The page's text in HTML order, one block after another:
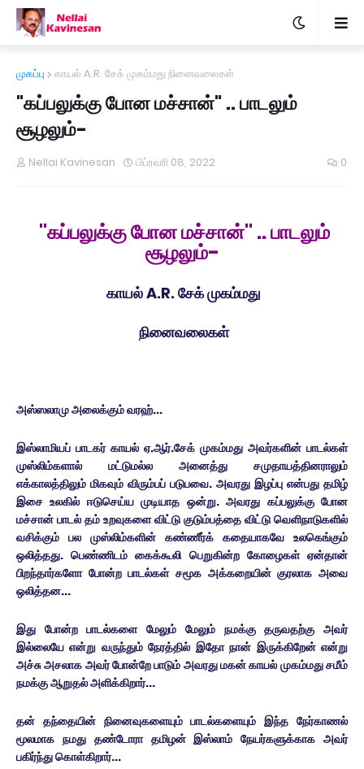
முகப்பு காயல் A.R. சேக் முகம்மது நினைவலைகள்
"கப்பலுக்கு போன மச்சான்" .. பாடலும்
சூழலும்-
Nellai Kavinesan பிப்ரவரி 08, 2022 0
"கப்பலுக்கு போன மச்சான்" .. பாடலும்
சூழலும்-
காயல் A.R. சேக் முகம்மது
நினைவலைகள்
அஸ்ஸலாமு அலைக்கும் வரஹ்...
இஸ்லாமியப் பாடகர் காயல் ஏ.ஆர்.சேக் முகம்மது அவர்களின் பாடல்கள்
முஸ்லிம்களால் மட்டுமல்ல அனைத்து சமுதாயத்தினராலும்
எக்காலத்திலும் மிகவும் விரும்பப் படுபவை. அவரது இழப்பு என்பது தமிழ்
இசை உலகில் ஈடுசெய்ய முடியாத ஒன்று. அவரது கப்பலுக்கு போன
மச்சான் பாடல் தம் உறவுகளை விட்டு குடும்பத்தை விட்டு வெளிநாடுகளில்
வசிக்கும் பல முஸ்லிம்களின் கண்ணீர்க் கதையாகவே உலகெங்கும்
ஒலித்தது. பெண்ணிடம் கைக்கூலி பெறுகின்ற கோழைகள் ஏன்தான்
பிறந்தார்களோ போன்ற பாடல்கள் சமூக அக்கறையின் குரலாக அவை
ஒலித்தன...
இது போன்ற பாடல்களை மேலும் மேலும் நமக்கு தருவதற்கு அவர்
இல்லையே என்று வருந்தும் நேரத்தில் இதோ நான் இருக்கிறேன் என்று
அச்சு அசலாக அவர் போன்றே பாடும் அவரது மகன் காயல் முகம்மது சமீம்
நமக்கு ஆறுதல் அளிக்கிறார்...
தன் தந்தையின் நினைவுகளையும் பாடல்களையும் இந்த நேர்காணல்
மூலமாக நமது தண்டோரா தமிழன் இஸ்லாம் நேயர்களுக்காக அவர்
பகிர்ந்து கொள்கிறார்...